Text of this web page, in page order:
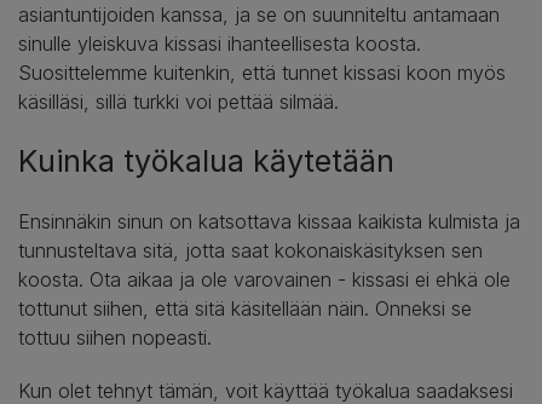
asiantuntijoiden kanssa, ja se on suunniteltu antamaan
sinulle yleiskuva kissasi ihanteellisesta koosta.
Suosittelemme kuitenkin, että tunnet kissasi koon myös
käsilläsi, sillä turkki voi pettää silmää.
Kuinka työkalua käytetään
Ensinnäkin sinun on katsottava kissaa kaikista kulmista ja
tunnusteltava sitä, jotta saat kokonaiskäsityksen sen
koosta. Ota aikaa ja ole varovainen - kissasi ei ehkä ole
tottunut siihen, että sitä käsitellään näin. Onneksi se
tottuu siihen nopeasti.
Kun olet tehnyt tämän, voit käyttää työkalua saadaksesi